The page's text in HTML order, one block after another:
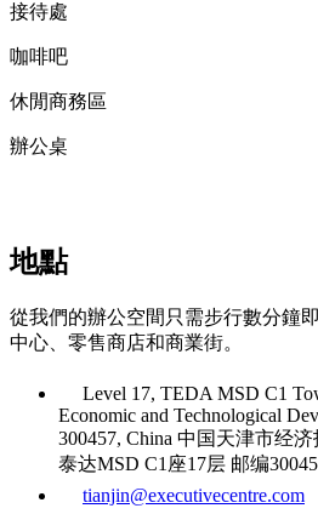
接待處
咖啡吧
休閒商務區
辦公桌
地點
從我們的辦公空間只需步行數分鐘
中心、零售商店和商業街。
Level 17, TEDA MSD C1
Economic and Technological
300457, China 中国天津市经
泰达MSD C1座17层 邮编
tianjin@executivecentre.com